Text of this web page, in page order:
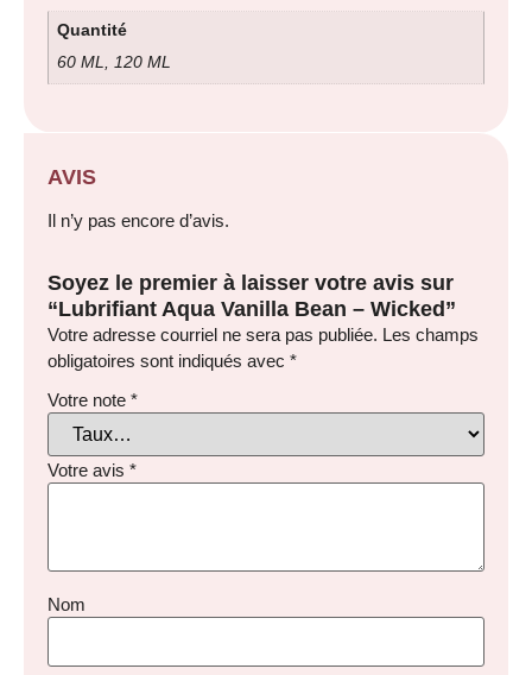
Quantité
60 ML, 120 ML
AVIS
Il n’y pas encore d’avis.
Soyez le premier à laisser votre avis sur
“Lubrifiant Aqua Vanilla Bean – Wicked”
Votre adresse courriel ne sera pas publiée. Les champs
obligatoires sont indiqués avec *
Votre note *
Votre avis *
Nom